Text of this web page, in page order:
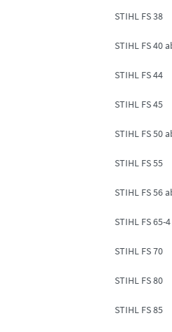
STIHL FS 38
STIHL FS 40
STIHL FS 44
STIHL FS 45
STIHL FS 50
STIHL FS 55
STIHL FS 56
STIHL FS 65-4
STIHL FS 70
STIHL FS 80
STIHL FS 85